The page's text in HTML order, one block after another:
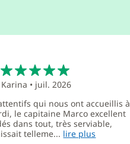
Karina • juil. 2026
qui nous ont accueillis à
le capitaine Marco excellent
dans tout, très serviable,
telleme... lire plus